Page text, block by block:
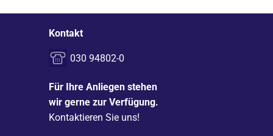
Kontakt
030 94802-0
Für Ihre Anliegen stehen
wir gerne zur Verfügung.
Kontaktieren Sie uns!